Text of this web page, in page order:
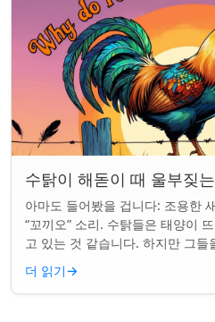
수탉이 해돋이 때 울부짖
아마도 들어봤을 겁니다: 조용한
“꼬끼오” 소리. 수탉들은 태양이
고 있는 것 같습니다. 하지만 그들
니면 더 깊은 무언가일까요? ...
더 읽기→